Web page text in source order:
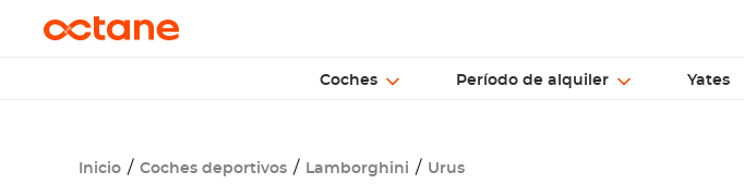
Coches Período de alquiler Yates
Inicio Coches deportivos Lamborghini Urus